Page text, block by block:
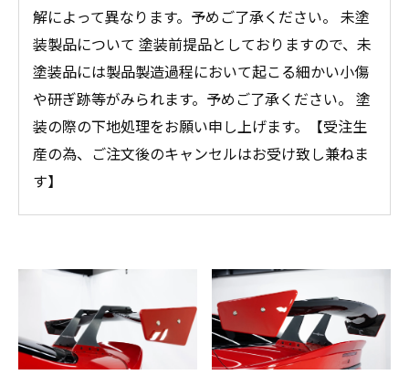
解によって異なります。予めご了承ください。 未塗
装製品について 塗装前提品としておりますので、未
塗装品には製品製造過程において起こる細かい小傷
や研ぎ跡等がみられます。予めご了承ください。 塗
装の際の下地処理をお願い申し上げます。【受注生
産の為、ご注文後のキャンセルはお受け致し兼ねま
す】